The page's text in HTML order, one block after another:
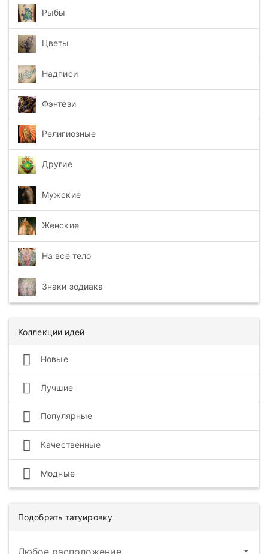
Рыбы
Цветы
Надписи
Фэнтези
Религиозные
Другие
Мужские
Женские
На все тело
Знаки зодиака
Коллекции идей
Новые
Лучшие
Популярные
Качественные
Модные
Подобрать татуировку